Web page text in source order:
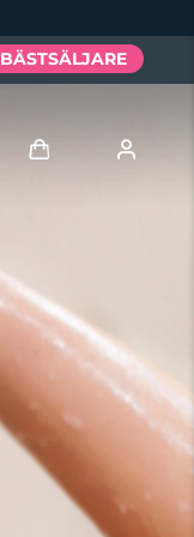
BÄSTSÄLJARE
Användarprofil
Mina enheter
beställningar
Mina adresser